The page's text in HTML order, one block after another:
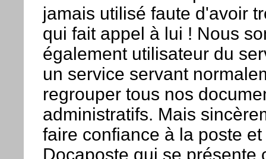
jamais utilisé faute d'avoir
qui fait appel à lui ! Nous
également utilisateur du
un service servant
regrouper tous nos
administratifs. Mais
faire confiance à la poste
Docaposte qui se présente